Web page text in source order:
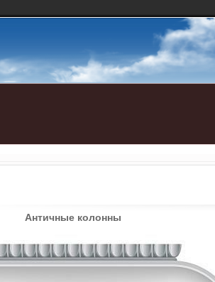
Античные колонны